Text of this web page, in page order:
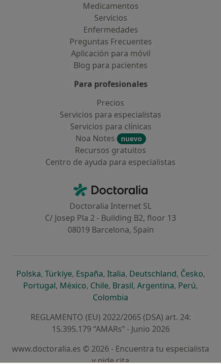
Medicamentos
Servicios
Enfermedades
Preguntas Frecuentes
Aplicación para móvil
Blog para pacientes
Para profesionales
Precios
Servicios para especialistas
Servicios para clínicas
Noa Notes
nuevo
Recursos gratuitos
Centro de ayuda para especialistas
Doctoralia - Página de inicio
Doctoralia Internet SL
C/ Josep Pla 2 - Building B2, floor 13
08019 Barcelona, Spain
Polskase abre en una nueva pestaña
, Türkiyese abre en una nueva pestaña
, Españase abre en una nueva pestaña
, Italiase abre en una nueva
, Deutschlandse abre en
, Českose
,
Portugalse abre en una nueva pestaña
, Méxicose abre en una nueva pestaña
, Chilese abre en una nueva pestaña
, Brasilse abre en una nueva
, Argentinase abre en
, Perúse
,
Colombia
REGLAMENTO (EU) 2022/2065 (DSA) art. 24:
15.395.179 “AMARs” - Junio 2026
www.doctoralia.es © 2026 - Encuentra tu especialista
y pide cita